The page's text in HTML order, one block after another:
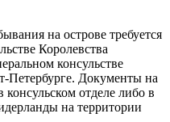
на острове требуется
Королевства
консульстве
Петербурге. Документы на
отделе либо в
на территории